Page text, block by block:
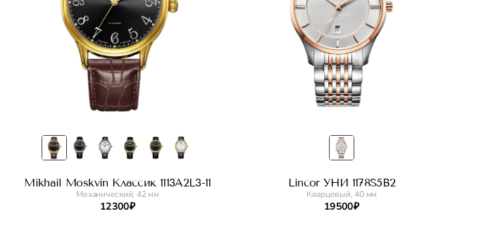
Mikhail Moskvin Классик 1113A2L3-11
Механический, 42 мм
12 300 ₽
Lincor УНИ 1178S5B2
Кварцевый, 40 мм
19 500 ₽